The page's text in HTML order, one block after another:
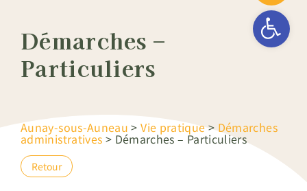
Ouvrir la
Démarches –
Particuliers
Aunay-sous-Auneau >Vie pratique>Démarches
administratives > Démarches – Particuliers
Retour